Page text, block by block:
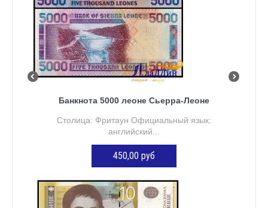
Банкнота 5000 леоне Сьерра-Леоне
Столица: Фритаун Официальный язык:
английский...
450,00 руб
ДОБАВИТЬ В КОРЗИНУ